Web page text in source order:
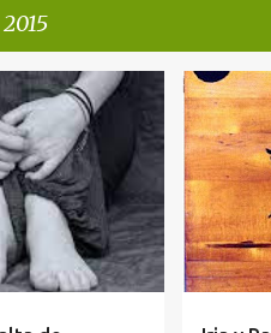
AGENDA